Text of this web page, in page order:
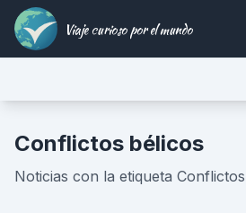
Viaje curioso por el mundo
Conflictos bélicos
Noticias con la etiqueta